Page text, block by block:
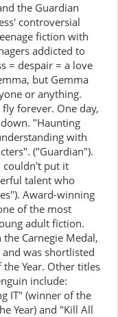
the Guardian
controversial
fiction with
addicted to
= despair = a love
but Gemma
or anything.
forever. One day,
"Haunting
with
("Guardian").
couldn't put it
talent who
Award-winning
of the most
adult fiction.
Carnegie Medal,
was shortlisted
Year. Other titles
include:
IT" (winner of the
Year) and "Kill All